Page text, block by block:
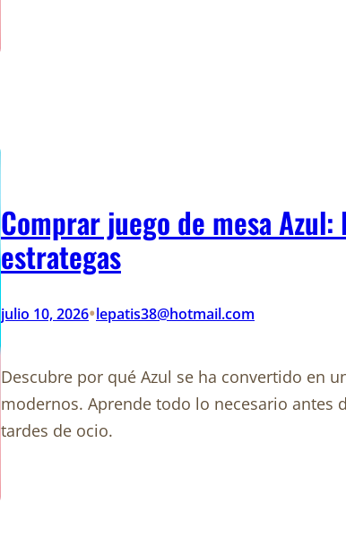
Comprar juego de mesa
estrategas
julio 10, 2026•lepatis38@hotmail.com
Descubre por qué Azul se ha convertido en
modernos. Aprende todo lo necesario antes
tardes de ocio.